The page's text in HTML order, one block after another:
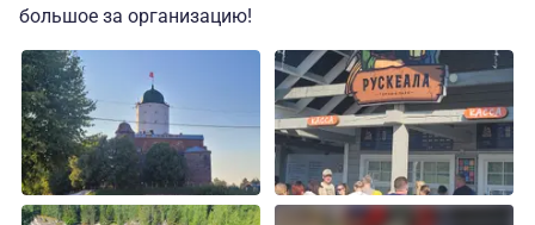
большое за организацию!